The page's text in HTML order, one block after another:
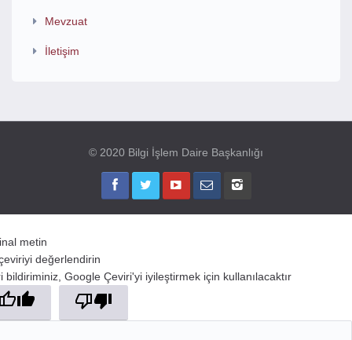
Mevzuat
İletişim
© 2020 Bilgi İşlem Daire Başkanlığı
metin
değerlendirin
bildiriminiz, Google Çeviri'yi iyileştirmek için kullanılacaktır